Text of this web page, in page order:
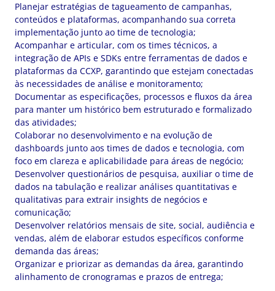
Planejar estratégias de tagueamento de campanhas,
conteúdos e plataformas, acompanhando sua correta
implementação junto ao time de tecnologia;
Acompanhar e articular, com os times técnicos, a
integração de APIs e SDKs entre ferramentas de dados e
plataformas da CCXP, garantindo que estejam conectadas
às necessidades de análise e monitoramento;
Documentar as especificações, processos e fluxos da área
para manter um histórico bem estruturado e formalizado
das atividades;
Colaborar no desenvolvimento e na evolução de
dashboards junto aos times de dados e tecnologia, com
foco em clareza e aplicabilidade para áreas de negócio;
Desenvolver questionários de pesquisa, auxiliar o time de
dados na tabulação e realizar análises quantitativas e
qualitativas para extrair insights de negócios e
comunicação;
Desenvolver relatórios mensais de site, social, audiência e
vendas, além de elaborar estudos específicos conforme
demanda das áreas;
Organizar e priorizar as demandas da área, garantindo
alinhamento de cronogramas e prazos de entrega;